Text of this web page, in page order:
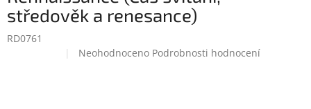
středověk a renesance)
RD0761
Průměrné
Neohodnoceno Podrobnosti hodnocení